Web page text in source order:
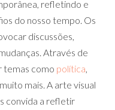
refletindo e
do nosso tempo. Os
discussões,
Através de
temas como política
mais. A arte visual
convida a refletir